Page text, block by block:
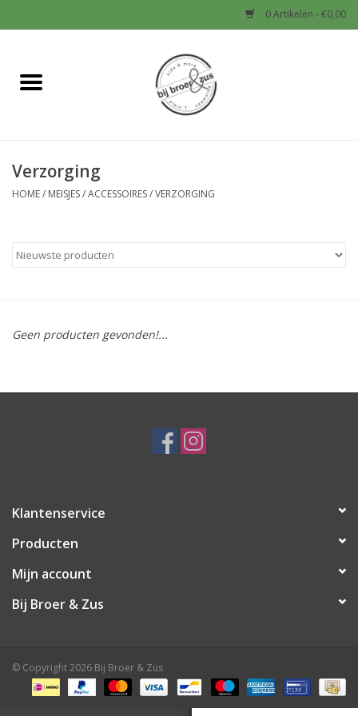
0 Artikelen - €0,00
Home
Baby
Meisjes
Schoenen en Tassen
Speelgoed
Verzorging
HOME/ MEISJES/ACCESSOIRES/VERZORGING
Geen producten gevonden!...
Klantenservice
Producten
Mijn account
Bij Broer & Zus
© Copyright 2026 Bij Broer & Zus